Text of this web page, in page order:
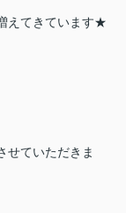
えてきています★
せていただきま